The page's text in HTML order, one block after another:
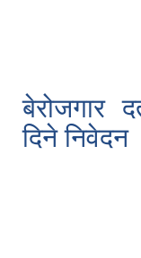
बेरोजगार
दिने निवेदन